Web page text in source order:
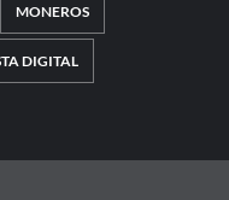
MONEROS
DIGITAL